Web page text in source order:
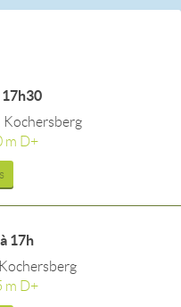
Kochersberg
m D+
17h
m D+